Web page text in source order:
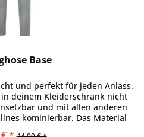
Base
und perfekt für jeden Anlass.
in deinem Kleiderschrank nicht
und mit allen anderen
kominierbar. Das Material